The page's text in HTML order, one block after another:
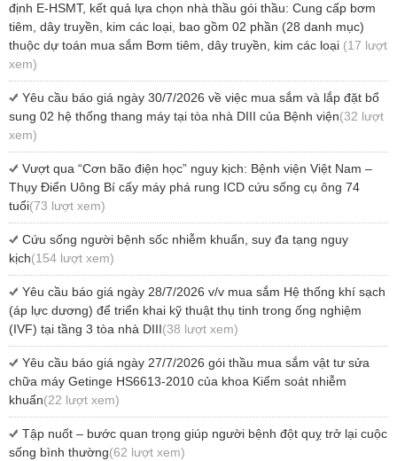
định E-HSMT, kết quả lựa chọn nhà thầu gói thầu: Cung cấp bơm
tiêm, dây truyền, kim các loại, bao gồm 02 phần (28 danh mục)
thuộc dự toán mua sắm Bơm tiêm, dây truyền, kim các loại (17 lượt
xem)
Yêu cầu báo giá ngày 30/7/2026 về việc mua sắm và lắp đặt bổ
sung 02 hệ thống thang máy tại tòa nhà DIII của Bệnh viện(32 lượt
xem)
Vượt qua “Cơn bão điện học” nguy kịch: Bệnh viện Việt Nam –
Thụy Điển Uông Bí cấy máy phá rung ICD cứu sống cụ ông 74
tuổi(73 lượt xem)
Cứu sống người bệnh sốc nhiễm khuẩn, suy đa tạng nguy
kịch(154 lượt xem)
Yêu cầu báo giá ngày 28/7/2026 v/v mua sắm Hệ thống khí sạch
(áp lực dương) để triển khai kỹ thuật thụ tinh trong ống nghiệm
(IVF) tại tầng 3 tòa nhà DIII(38 lượt xem)
Yêu cầu báo giá ngày 27/7/2026 gói thầu mua sắm vật tư sửa
chữa máy Getinge HS6613-2010 của khoa Kiểm soát nhiễm
khuẩn(22 lượt xem)
Tập nuốt – bước quan trọng giúp người bệnh đột quỵ trở lại cuộc
sống bình thường(62 lượt xem)